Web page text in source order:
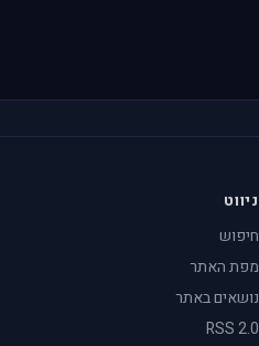
ניווט
חיפוש
מפת האתר
נושאים באתר
RSS 2.0